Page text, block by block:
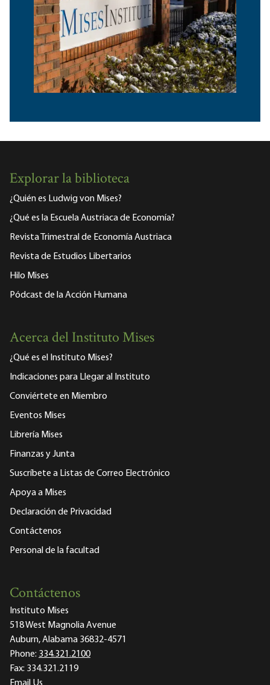
Explorar la biblioteca
¿Quién es Ludwig von Mises?
¿Qué es la Escuela Austriaca de Economía?
Revista Trimestral de Economía Austriaca
Revista de Estudios Libertarios
Hilo Mises
Pódcast de la Acción Humana
Acerca del Instituto Mises
¿Qué es el Instituto Mises?
Indicaciones para Llegar al Instituto
Conviértete en Miembro
Eventos Mises
Librería Mises
Finanzas y Junta
Suscríbete a Listas de Correo Electrónico
Apoya a Mises
Declaración de Privacidad
Contáctenos
Personal de la facultad
Contáctenos
Instituto Mises
518 West Magnolia Avenue
Auburn, Alabama 36832-4571
Phone: 334.321.2100
Fax: 334.321.2119